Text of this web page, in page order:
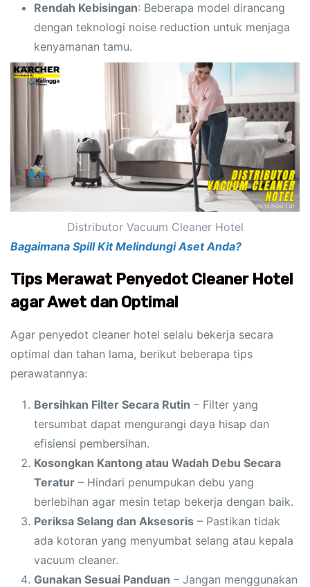
Rendah Kebisingan: Beberapa model dirancang
dengan teknologi noise reduction untuk menjaga
kenyamanan tamu.
Distributor Vacuum Cleaner Hotel
Bagaimana Spill Kit Melindungi Aset Anda?
Tips Merawat Penyedot Cleaner Hotel
agar Awet dan Optimal
Agar penyedot cleaner hotel selalu bekerja secara
optimal dan tahan lama, berikut beberapa tips
perawatannya:
Bersihkan Filter Secara Rutin – Filter yang
tersumbat dapat mengurangi daya hisap dan
efisiensi pembersihan.
Kosongkan Kantong atau Wadah Debu Secara
Teratur – Hindari penumpukan debu yang
berlebihan agar mesin tetap bekerja dengan baik.
Periksa Selang dan Aksesoris – Pastikan tidak
ada kotoran yang menyumbat selang atau kepala
vacuum cleaner.
Gunakan Sesuai Panduan – Jangan menggunakan